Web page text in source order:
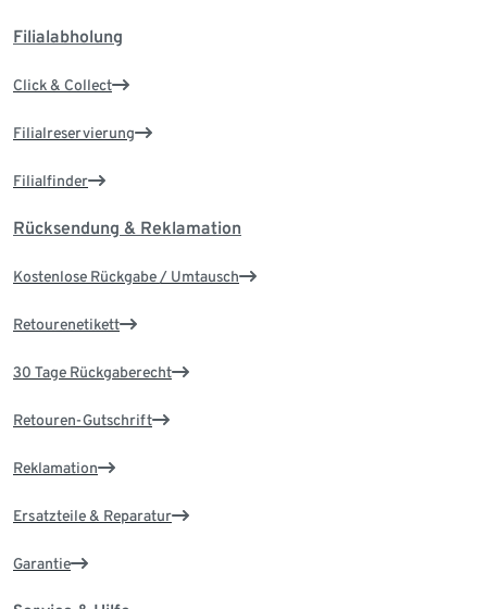
Filialabholung
Click & Collect
Filialreservierung
Filialfinder
Rücksendung & Reklamation
Kostenlose Rückgabe / Umtausch
Retourenetikett
30 Tage Rückgaberecht
Retouren-Gutschrift
Reklamation
Ersatzteile & Reparatur
Garantie